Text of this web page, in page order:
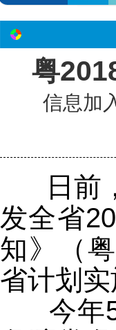
粤
信息加
日前，
发全省
知》（
省计划
今年5